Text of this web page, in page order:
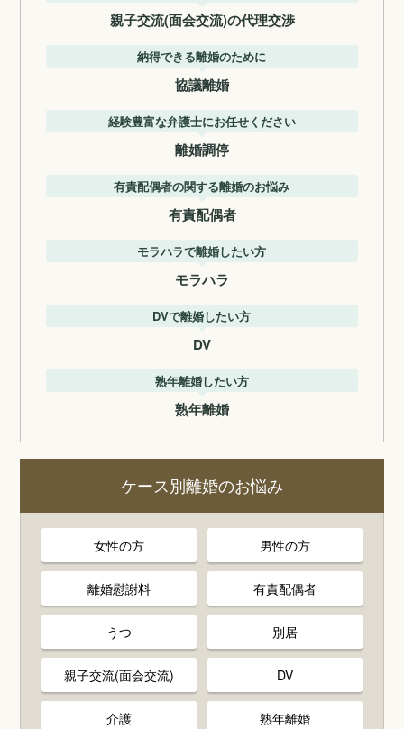
親子交流(面会交流)の代理交渉
納得できる離婚のために
協議離婚
経験豊富な弁護士にお任せください
離婚調停
有責配偶者の関する離婚のお悩み
有責配偶者
モラハラで離婚したい方
モラハラ
DVで離婚したい方
DV
熟年離婚したい方
熟年離婚
ケース別離婚のお悩み
女性の方 男性の方
離婚慰謝料 有責配偶者
うつ 別居
親子交流(面会交流) DV
介護 熟年離婚